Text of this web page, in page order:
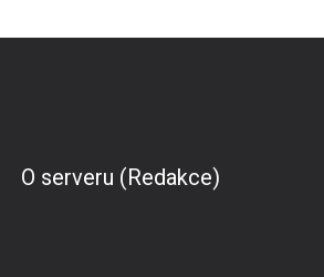
O serveru (Redakce)